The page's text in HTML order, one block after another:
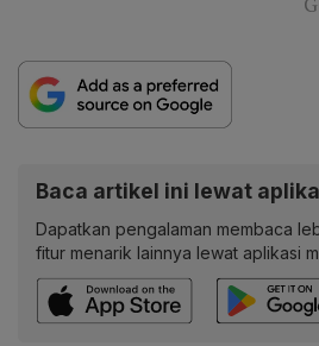
Baca artikel ini lewat
Dapatkan pengalaman membaca
fitur menarik lainnya lewat aplikasi